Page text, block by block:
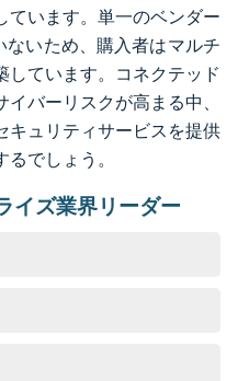
ています。単一のベンダー
ないため、購入者はマルチ
しています。コネクテッド
バーリスクが高まる中、
キュリティサービスを提供
でしょう。
イズ業界リーダー